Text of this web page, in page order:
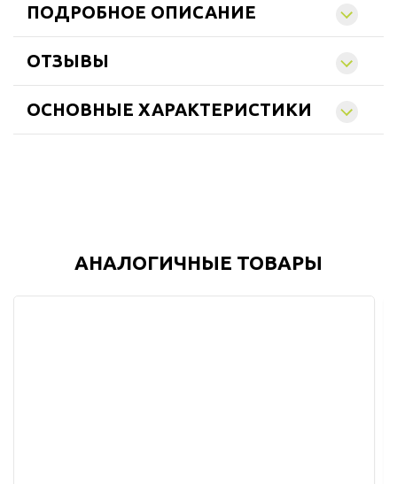
ПОДРОБНОЕ ОПИСАНИЕ
ОТЗЫВЫ
ОСНОВНЫЕ ХАРАКТЕРИСТИКИ
АНАЛОГИЧНЫЕ ТОВАРЫ